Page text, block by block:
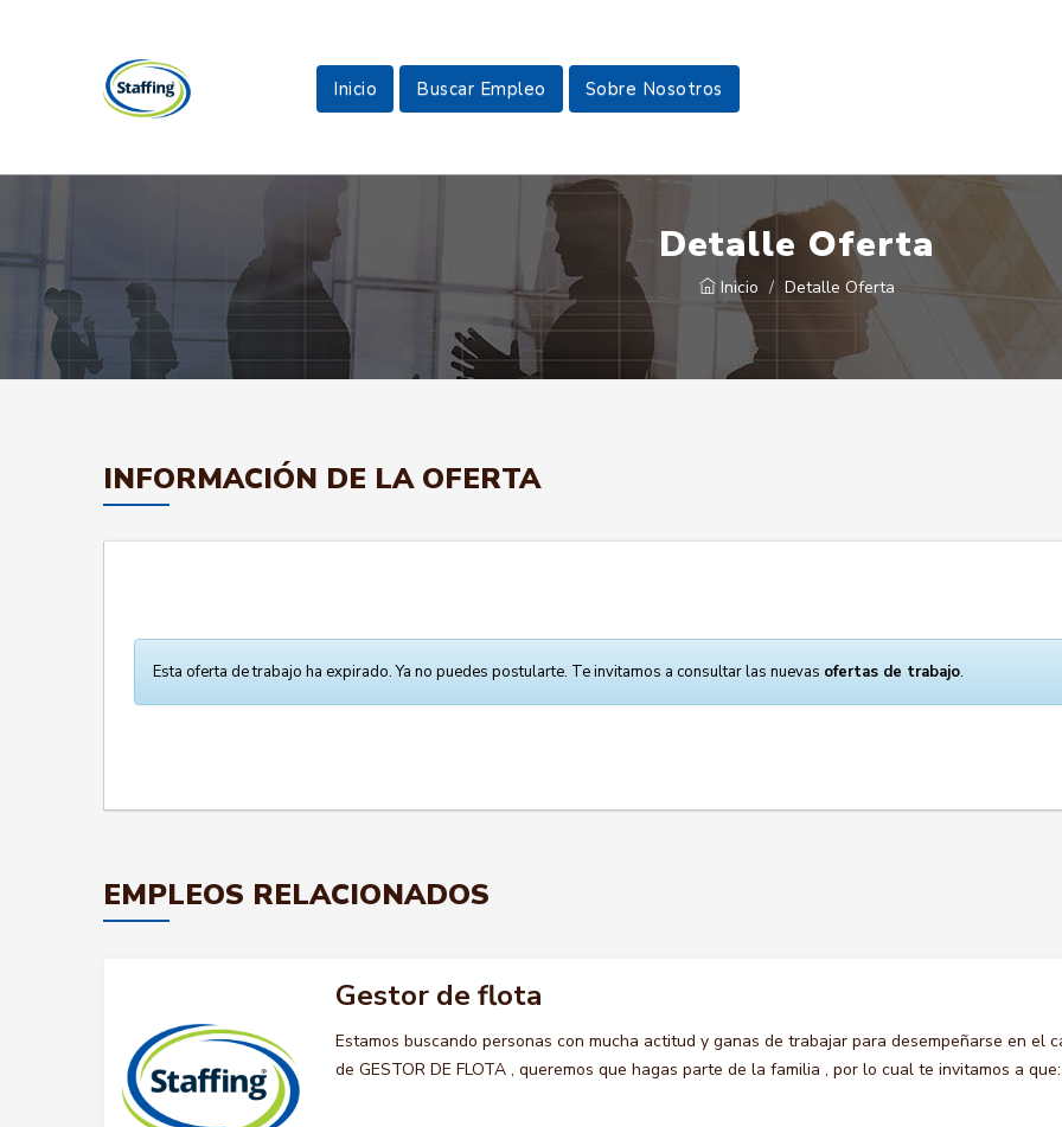
Inicio Buscar Empleo Sobre Nosotros
Detalle Oferta
Inicio Detalle Oferta
INFORMACIÓN DE LA OFERTA
Esta oferta de trabajo ha expirado. Ya no puedes postularte. Te invitamos a consultar las nuevas ofertas de trabajo.
EMPLEOS RELACIONADOS
Gestor de flota
Estamos buscando personas con mucha actitud y ganas de trabajar para desempeñarse en el
de GESTOR DE FLOTA , queremos que hagas parte de la familia , por lo cual te invitamos a que: